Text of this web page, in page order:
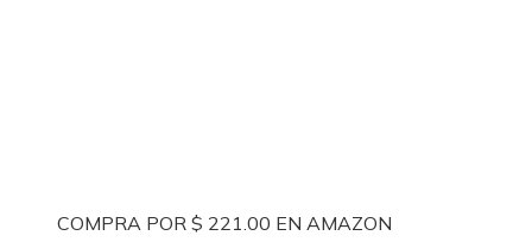
COMPRA POR $ 221.00 EN AMAZON